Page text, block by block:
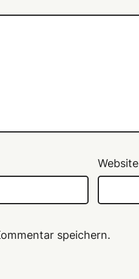
Website
speichern.